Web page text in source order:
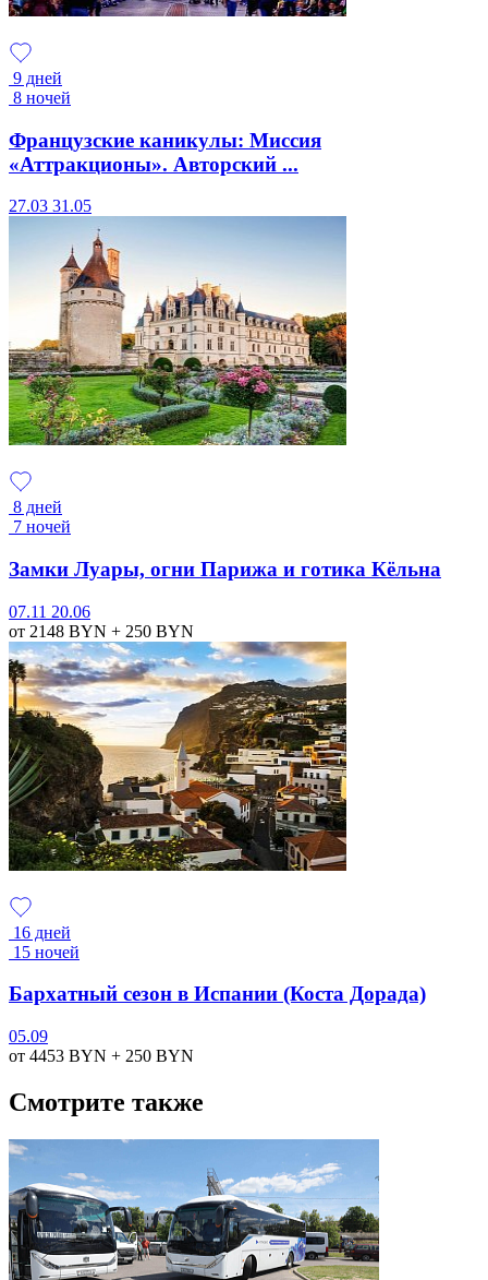
9 дней
8 ночей
Французские каникулы: Миссия
«Аттракционы». Авторский ...
27.03 31.05
8 дней
7 ночей
Замки Луары, огни Парижа и готика Кёльна
07.11 20.06
от 2148 BYN + 250 BYN
16 дней
15 ночей
Бархатный сезон в Испании (Коста Дорада)
05.09
от 4453 BYN + 250 BYN
Смотрите также